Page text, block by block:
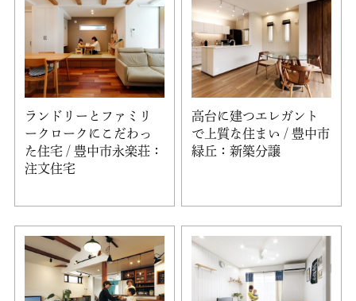
ランドリーとファミリ
ークロークにこだわっ
た住宅 / 豊中市永楽荘：
注文住宅
高台に建つエレガント
で上質な住まい / 豊中市
緑丘：新築分譲